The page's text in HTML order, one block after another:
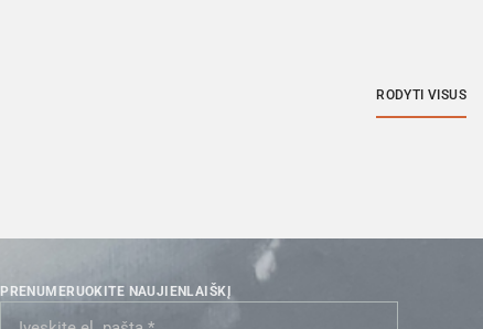
RODYTI VISUS
PRENUMERUOKITE NAUJIENLAIŠKĮ